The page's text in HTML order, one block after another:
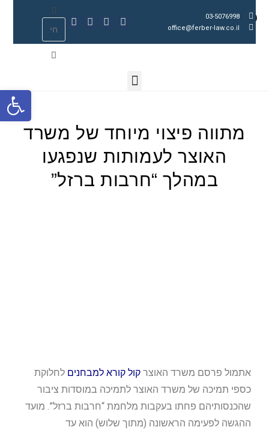
03-5076998
office@ferber-law.co.il
מתווה פיצוי מיוחד של משרד
האוצר לעמותות שנפגעו
במהלך “חרבות ברזל”
אתמול פרסם משרד האוצר קול קורא למבחנים לחלוקת
כספי תמיכה של משרד האוצר לתמיכה במוסדות ציבור
שהכנסותיהם פחתו בעקבות מלחמת “חרבות ברזל”. מועד
ההגשה לפעימה הראשונה (מתוך שלוש) הוא עד
פתח סרגל נגישות